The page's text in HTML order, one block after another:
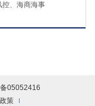
控、海商海事
05052416
策